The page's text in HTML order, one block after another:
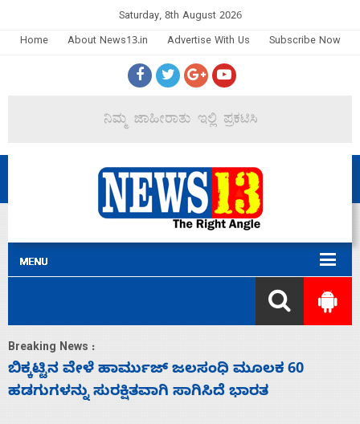
Saturday, 8th August 2026
Home
About News13.in Advertise With Us Subscribe Now
Breaking News :
ನಾಗೇಂದ್ರ ರಾಜೀನಾಮೆ ಕೊಡದಿದ್ದರೆ ಸದನ ನಡೆಸಲು
ಬಿಡೆವು: ಛಲವಾದಿ ನಾರಾಯಣಸ್ವಾಮಿ